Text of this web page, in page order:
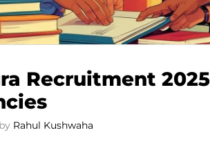
Recruitment
by Rahul Kushwaha